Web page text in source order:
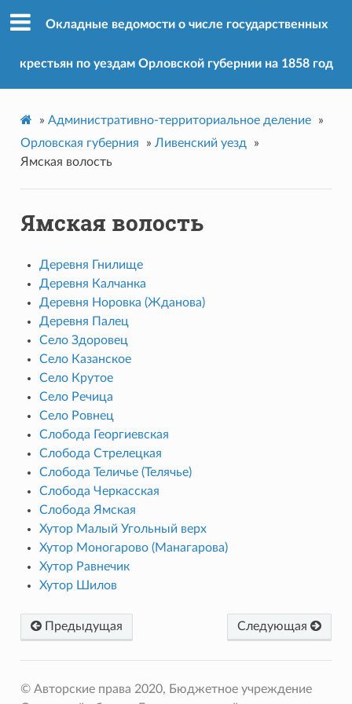
Окладные ведомости о числе государственных
крестьян по уездам Орловской губернии на 1858 год
» Административно-территориальное деление
»
Орловская губерния
» Ливенский уезд
»
Ямская волость
Ямская волость
Деревня Гнилище
Деревня Калчанка
Деревня Норовка (Жданова)
Деревня Палец
Село Здоровец
Село Казанское
Село Крутое
Село Речица
Село Ровнец
Слобода Георгиевская
Слобода Стрелецкая
Слобода Теличье (Телячье)
Слобода Черкасская
Слобода Ямская
Хутор Малый Угольный верх
Хутор Моногарово (Манагарова)
Хутор Равнечик
Хутор Шилов
Следующая
Предыдущая
© Авторские права 2020, Бюджетное учреждение